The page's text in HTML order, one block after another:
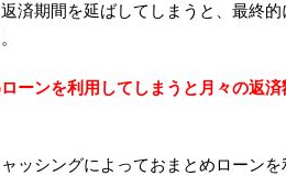
済期間を延ばしてしまうと、最終
ーンを利用してしまうと月々の返済
ッシングによっておまとめローンを